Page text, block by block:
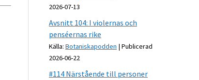
2026-07-13
Avsnitt 104: I violernas och
penséernas rike
Källa:Botaniskapodden
Publicerad
2026-06-22
#114 Närstående till personer